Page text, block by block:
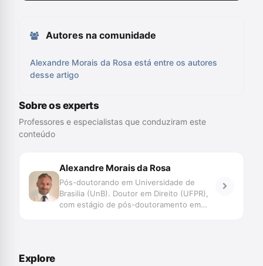
Autores na comunidade
Alexandre Morais da Rosa está entre os autores
desse artigo
Sobre os experts
Professores e especialistas que conduziram este
conteúdo
Alexandre Morais da Rosa
Pós-doutorando em Universidade de
Brasilia (UnB). Doutor em Direito (UFPR),
com estágio de pós-doutoramento em
Explore